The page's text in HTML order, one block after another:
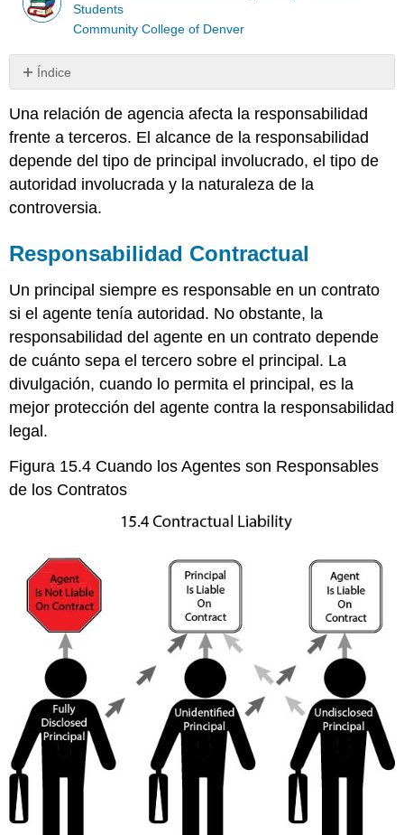
Students
Community College of Denver
Índice
Contractual
Responsabilidad
por
Una relación de agencia afecta la responsabilidad
frente a terceros. El alcance de la responsabilidad
depende del tipo de principal involucrado, el tipo de
autoridad involucrada y la naturaleza de la
controversia.
Responsabilidad Contractual
Un principal siempre es responsable en un contrato
si el agente tenía autoridad. No obstante, la
responsabilidad del agente en un contrato depende
de cuánto sepa el tercero sobre el principal. La
divulgación, cuando lo permita el principal, es la
mejor protección del agente contra la responsabilidad
legal.
Figura 15.4 Cuando los Agentes son Responsables
de los Contratos